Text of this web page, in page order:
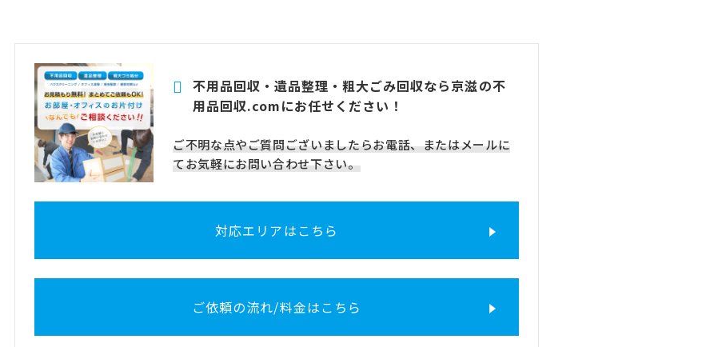
不用品回収・遺品整理・粗大ごみ回収なら京滋の不
用品回収.comにお任せください！
ご不明な点やご質問ございましたらお電話、またはメールに
てお気軽にお問い合わせ下さい。
対応エリアはこちら
ご依頼の流れ/料金はこちら